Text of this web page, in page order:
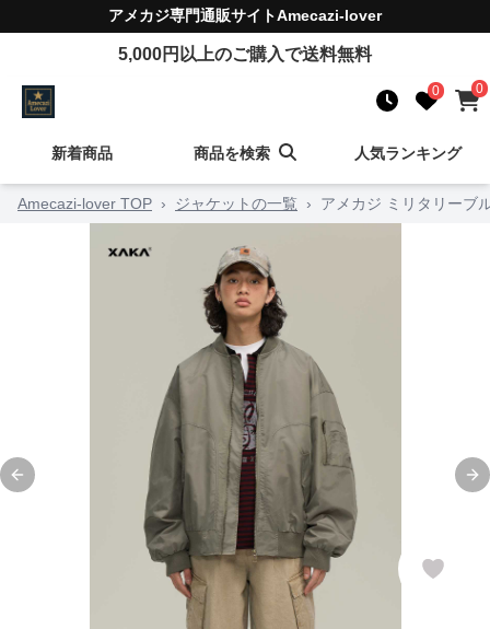
アメカジ専門通販サイトAmecazi-lover
5,000円以上のご購入で送料無料
0 0
新着商品 商品を検索 人気ランキング
Amecazi-lover TOP › ジャケットの一覧 › アメカジ ミリタリーブ
Previous slide